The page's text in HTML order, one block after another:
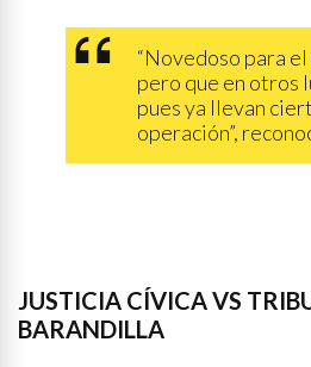
“Novedoso para
pero que en otros
pues ya llevan
operación”,
JUSTICIA CÍVICA VS
BARANDILLA